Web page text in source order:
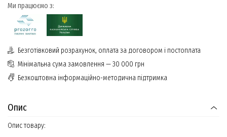
Ми працюємо з:
Безготівковий розрахунок, оплата за договором і постоплата
Мінімальна сума замовлення — 30 000 грн
Безкоштовна інформаційно-методична підтримка
Опис
Опис товару: